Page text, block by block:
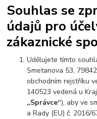
Souhlas se
údajů pro
zákaznické
Udělujete tímto
Smetanova 53,
obchodním rejstříku
140523 vedená u
„Správce“), aby ve
a Rady (EU) č. 2016/